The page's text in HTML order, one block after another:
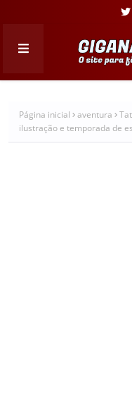
Página inicial aventura
ilustração e temporada de